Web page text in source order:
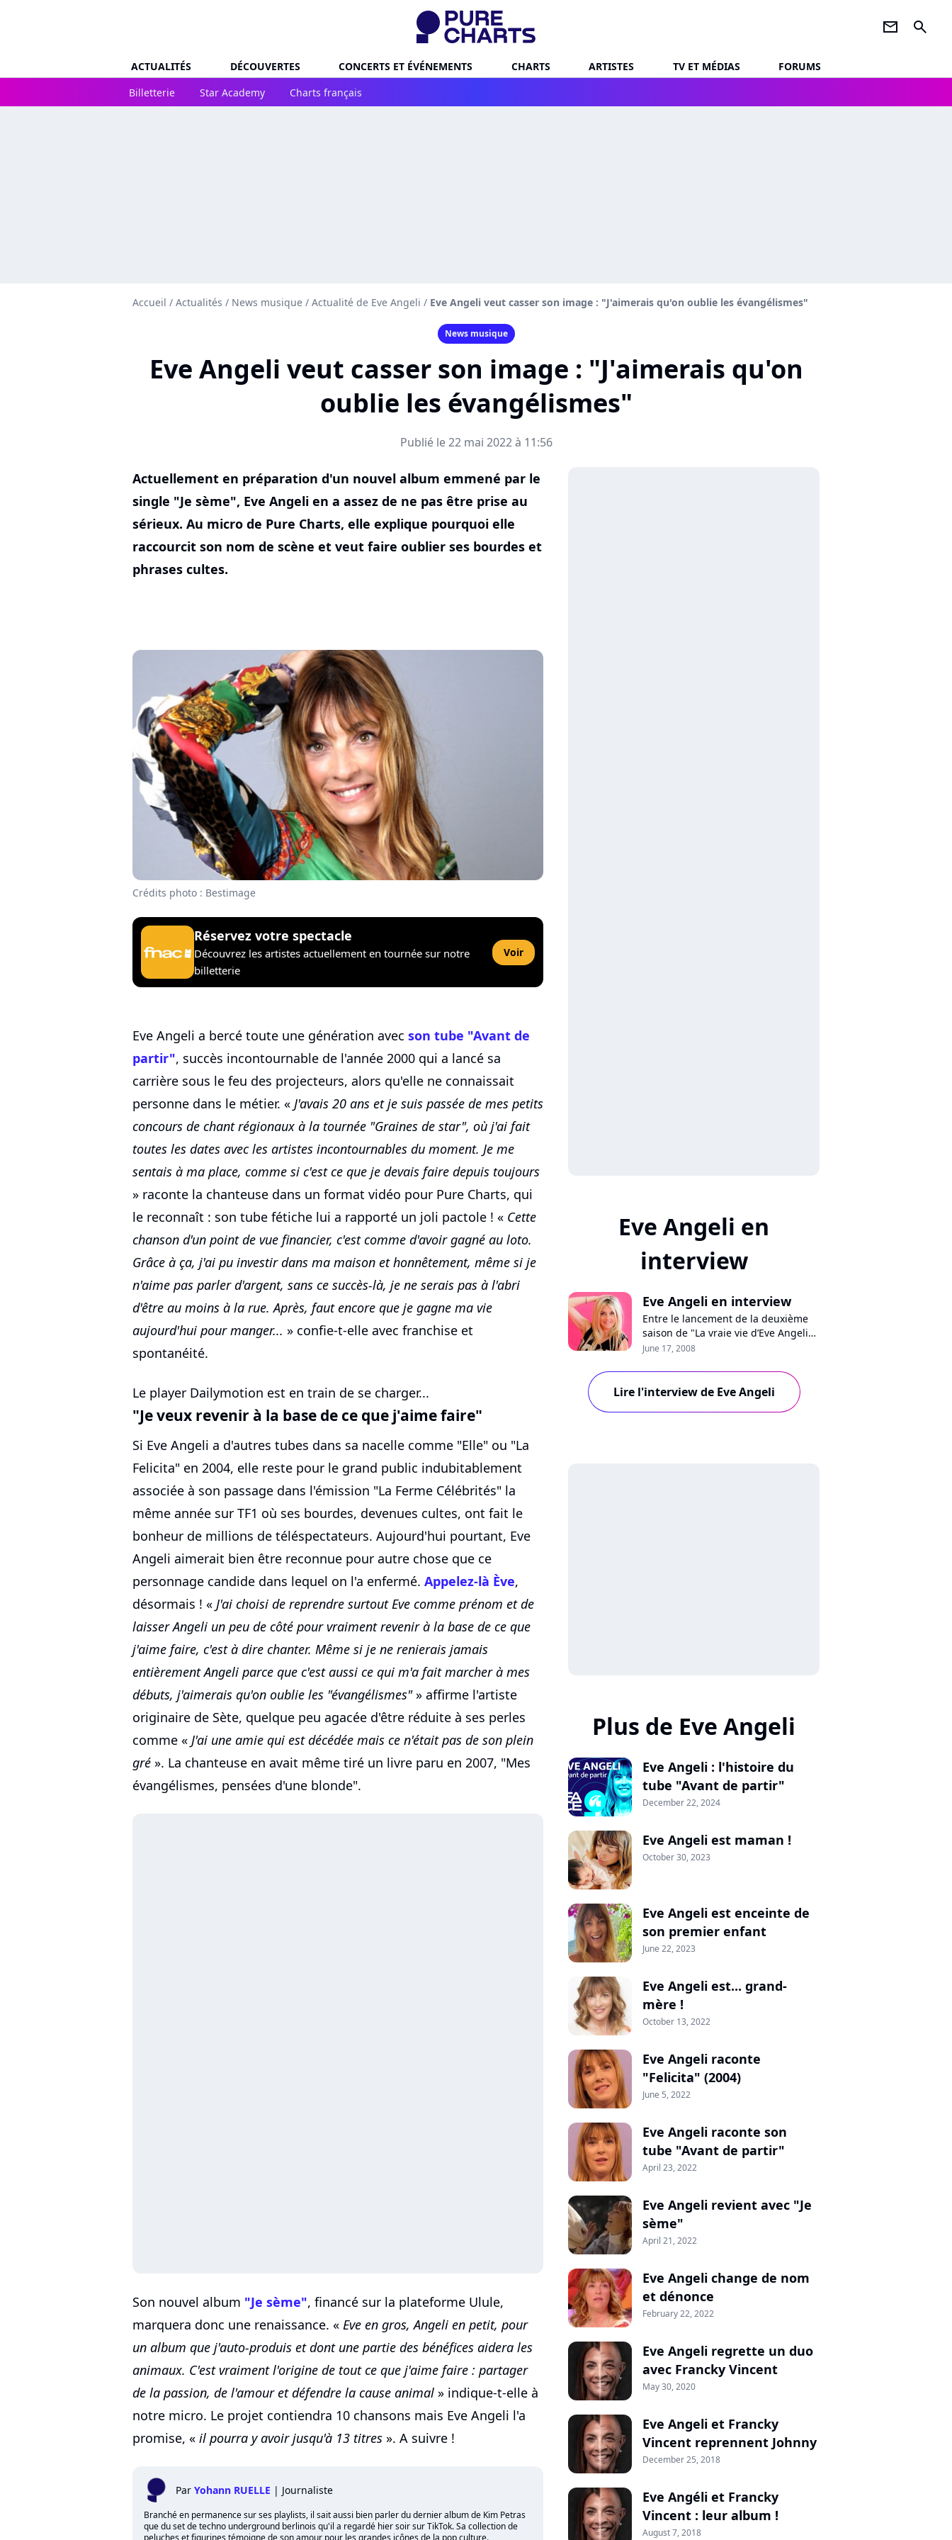
newsletter search
ACTUALITÉS DÉCOUVERTES CONCERTS ET ÉVÉNEMENTS CHARTS ARTISTES TV ET MÉDIAS
FORUMS
Billetterie
Star Academy Charts français
Accueil / Actualités / News musique / Actualité de Eve Angeli / Eve Angeli veut casser son image : "J'aimerais qu'on oublie les évangélismes"
News musique
Eve Angeli veut casser son image : "J'aimerais qu'on
oublie les évangélismes"
Publié le 22 mai 2022 à 11:56
Actuellement en préparation d'un nouvel album emmené par le
single "Je sème", Eve Angeli en a assez de ne pas être prise au
sérieux. Au micro de Pure Charts, elle explique pourquoi elle
raccourcit son nom de scène et veut faire oublier ses bourdes et
phrases cultes.
Crédits photo : Bestimage
Réservez votre spectacle
Découvrez les artistes actuellement en tournée sur notre
billetterie
Voir
Eve Angeli a bercé toute une génération avec son tube "Avant de
partir", succès incontournable de l'année 2000 qui a lancé sa
carrière sous le feu des projecteurs, alors qu'elle ne connaissait
personne dans le métier. « J'avais 20 ans et je suis passée de mes petits
concours de chant régionaux à la tournée "Graines de star", où j'ai fait
toutes les dates avec les artistes incontournables du moment. Je me
sentais à ma place, comme si c'est ce que je devais faire depuis toujours
» raconte la chanteuse dans un format vidéo pour Pure Charts, qui
le reconnaît : son tube fétiche lui a rapporté un joli pactole ! « Cette
chanson d'un point de vue financier, c'est comme d'avoir gagné au loto.
Grâce à ça, j'ai pu investir dans ma maison et honnêtement, même si je
n'aime pas parler d'argent, sans ce succès-là, je ne serais pas à l'abri
d'être au moins à la rue. Après, faut encore que je gagne ma vie
aujourd'hui pour manger... » confie-t-elle avec franchise et
spontanéité.
Le player Dailymotion est en train de se charger...
"Je veux revenir à la base de ce que j'aime faire"
Si Eve Angeli a d'autres tubes dans sa nacelle comme "Elle" ou "La
Felicita" en 2004, elle reste pour le grand public indubitablement
associée à son passage dans l'émission "La Ferme Célébrités" la
même année sur TF1 où ses bourdes, devenues cultes, ont fait le
bonheur de millions de téléspectateurs. Aujourd'hui pourtant, Eve
Angeli aimerait bien être reconnue pour autre chose que ce
personnage candide dans lequel on l'a enfermé. Appelez-là Ève,
désormais ! « J'ai choisi de reprendre surtout Eve comme prénom et de
laisser Angeli un peu de côté pour vraiment revenir à la base de ce que
j'aime faire, c'est à dire chanter. Même si je ne renierais jamais
entièrement Angeli parce que c'est aussi ce qui m'a fait marcher à mes
débuts, j'aimerais qu'on oublie les "évangélismes"» affirme l'artiste
originaire de Sète, quelque peu agacée d'être réduite à ses perles
comme « J'ai une amie qui est décédée mais ce n'était pas de son plein
gré ». La chanteuse en avait même tiré un livre paru en 2007, "Mes
évangélismes, pensées d'une blonde".
Son nouvel album "Je sème", financé sur la plateforme Ulule,
marquera donc une renaissance. « Eve en gros, Angeli en petit, pour
un album que j'auto-produis et dont une partie des bénéfices aidera les
animaux. C'est vraiment l'origine de tout ce que j'aime faire : partager
de la passion, de l'amour et défendre la cause animal » indique-t-elle à
notre micro. Le projet contiendra 10 chansons mais Eve Angeli l'a
promise, « il pourra y avoir jusqu'à 13 titres ». A suivre !
Par Yohann RUELLE | Journaliste
Branché en permanence sur ses playlists, il sait aussi bien parler du dernier album de Kim Petras
que du set de techno underground berlinois qu'il a regardé hier soir sur TikTok. Sa collection de
Eve Angeli en
interview
Eve Angeli en interview
Entre le lancement de la deuxième
saison de "La vraie vie d’Eve Angeli",
son quatrième album disponible à la
buralistes, et son premier rôle au
cinéma pour 2009, Eve Angeli a du
pain sur la planche ! Entretien avec
June 17, 2008
Lire l'interview de Eve Angeli
Plus de Eve Angeli
Eve Angeli : l'histoire du
tube "Avant de partir"
December 22, 2024
Eve Angeli est maman !
October 30, 2023
Eve Angeli est enceinte de
son premier enfant
June 22, 2023
Eve Angeli est... grand-
mère !
October 13, 2022
Eve Angeli raconte
"Felicita" (2004)
June 5, 2022
Eve Angeli raconte son
tube "Avant de partir"
April 23, 2022
Eve Angeli revient avec "Je
sème"
April 21, 2022
Eve Angeli change de nom
et dénonce
February 22, 2022
Eve Angeli regrette un duo
avec Francky Vincent
May 30, 2020
Eve Angeli et Francky
Vincent reprennent Johnny
December 25, 2018
Eve Angéli et Francky
Vincent : leur album !
August 7, 2018